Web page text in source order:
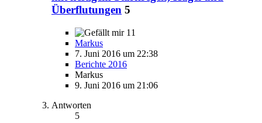
Überflutungen 5
11
Markus
7. Juni 2016 um 22:38
Berichte 2016
Markus
9. Juni 2016 um 21:06
Antworten
5